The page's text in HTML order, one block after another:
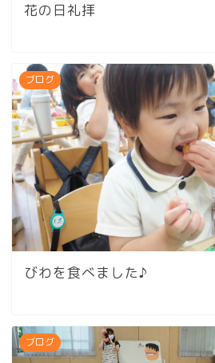
花の日礼拝
ブログ
びわを食べました♪
ブログ